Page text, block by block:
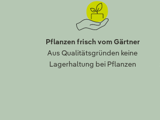
Pflanzen frisch vom Gärtner
Aus Qualitätsgründen keine
Lagerhaltung bei Pflanzen